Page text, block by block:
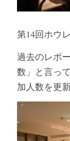
第14回ホウ
過去のレポ
数」と言っ
加人数を更